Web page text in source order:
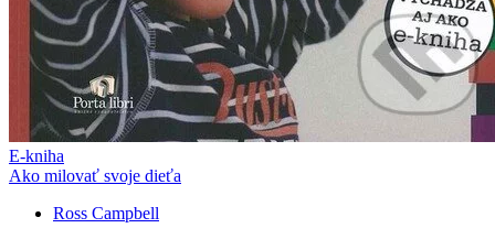
E-kniha
Ako milovať svoje dieťa
Ross Campbell